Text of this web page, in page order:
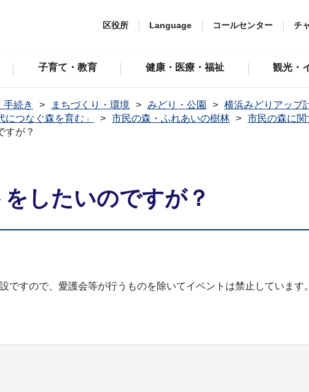
区役所 Language コールセンター チ
子育て・教育 健康・医療・福祉 観光・
手続き まちづくり・環境 みどり・公園
横浜みどりアップ
つなぐ森を育む」
市民の森・ふれあいの樹林
市民の森に
すが？
したいのですが？
ですので、愛護会等が行うものを除いてイベントは禁止しています